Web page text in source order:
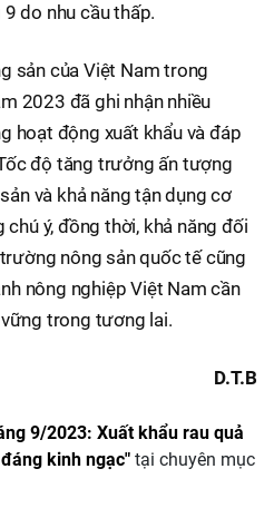
do nhu cầu thấp.
sản của Việt Nam trong
2023 đã ghi nhận nhiều
hoạt động xuất khẩu và đáp
độ tăng trưởng ấn tượng
và khả năng tận dụng cơ
ý, đồng thời, khả năng đối
nông sản quốc tế cũng
nông nghiệp Việt Nam cần
trong tương lai.
D.T.B
9/2023: Xuất khẩu rau quả
kinh ngạc" tại chuyên mục